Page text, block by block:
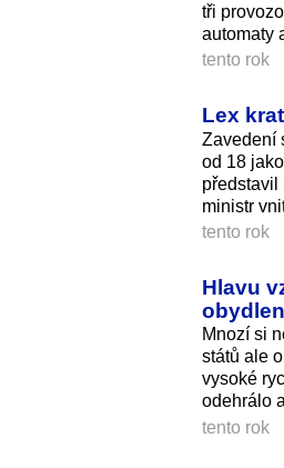
tři
automaty
tento rok
Lex
Zavedení
od 18
představil
ministr
tento rok
Hlavu
Mnozí si
států ale
vysoké
odehrálo
tento rok